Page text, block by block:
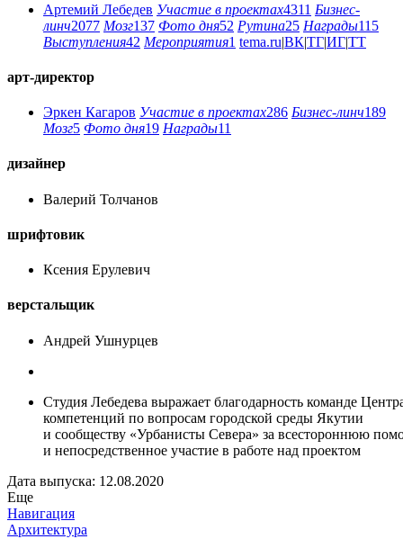
Артемий Лебедев Участие в проектах4311 Бизнес-
линч2077 Мозг137 Фото дня52 Рутина25 Награды115
Выступления42 Мероприятия1 tema.ru|ВК|ТГ|ИГ|ТТ
арт-директор
Эркен Кагаров Участие в проектах286 Бизнес-линч189
Мозг5 Фото дня19 Награды11
дизайнер
Валерий Толчанов
шрифтовик
Ксения Ерулевич
верстальщик
Андрей Ушнурцев
Студия Лебедева выражает благодарность команде
компетенций по вопросам городской среды Якутии
и сообществу «Урбанисты Севера» за всестороннюю
и непосредственное участие в работе над проектом
Дата выпуска: 12.08.2020
Еще
Навигация
Архитектура